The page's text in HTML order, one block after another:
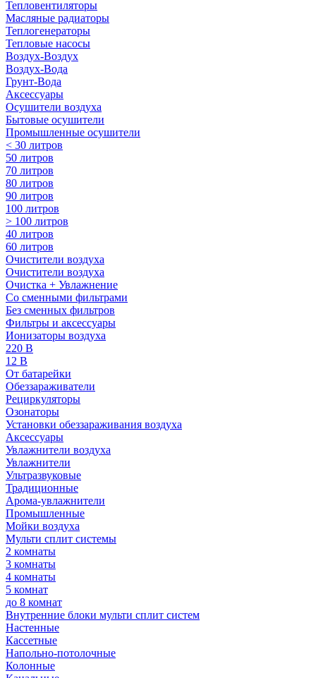
Тепловентиляторы
Масляные радиаторы
Теплогенераторы
Тепловые насосы
Воздух-Воздух
Воздух-Вода
Грунт-Вода
Аксессуары
Осушители воздуха
Бытовые осушители
Промышленные осушители
< 30 литров
50 литров
70 литров
80 литров
90 литров
100 литров
> 100 литров
40 литров
60 литров
Очистители воздуха
Очистители воздуха
Очистка + Увлажнение
Cо сменными фильтрами
Без сменных фильтров
Фильтры и аксессуары
Ионизаторы воздуха
220 В
12 В
От батарейки
Обеззараживатели
Рециркуляторы
Озонаторы
Установки обеззараживания воздуха
Аксессуары
Увлажнители воздуха
Увлажнители
Ультразвуковые
Традиционные
Арома-увлажнители
Промышленные
Мойки воздуха
Мульти сплит системы
2 комнаты
3 комнаты
4 комнаты
5 комнат
до 8 комнат
Внутренние блоки мульти сплит систем
Настенные
Кассетные
Напольно-потолочные
Колонные